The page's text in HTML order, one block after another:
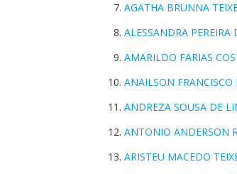
AGATHA BRUNNA
ALESSANDRA PEREIRA
AMARILDO FARIAS
ANAILSON FRANCISCO
ANDREZA SOUSA DE
ANTONIO ANDERSON
ARISTEU MACEDO